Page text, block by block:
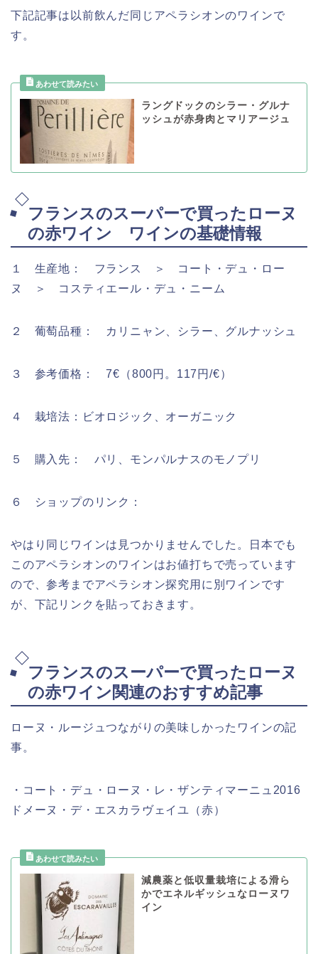
下記記事は以前飲んだ同じアペラシオンのワインで
す。
ラングドックのシラー・グルナ
ッシュが赤身肉とマリアージュ
フランスのスーパーで買ったローヌ
の赤ワイン ワインの基礎情報
１ 生産地： フランス ＞ コート・デュ・ロー
ヌ ＞ コスティエール・デュ・ニーム
２ 葡萄品種： カリニャン、シラー、グルナッシュ
３ 参考価格： 7€（800円。117円/€）
４ 栽培法：ビオロジック、オーガニック
５ 購入先： パリ、モンパルナスのモノプリ
６ ショップのリンク：
やはり同じワインは見つかりませんでした。日本でも
このアペラシオンのワインはお値打ちで売っています
ので、参考までアペラシオン探究用に別ワインです
が、下記リンクを貼っておきます。
フランスのスーパーで買ったローヌ
の赤ワイン関連のおすすめ記事
ローヌ・ルージュつながりの美味しかったワインの記
事。
・コート・デュ・ローヌ・レ・ザンティマーニュ2016
ドメーヌ・デ・エスカラヴェイユ（赤）
減農薬と低収量栽培による滑ら
かでエネルギッシュなローヌワ
イン